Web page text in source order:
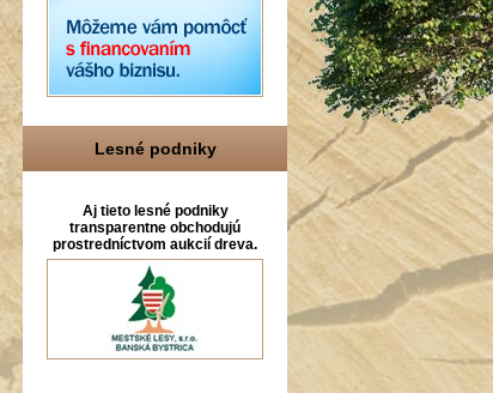
Lesné podniky
Aj tieto lesné podniky
transparentne obchodujú
prostredníctvom aukcií dreva.